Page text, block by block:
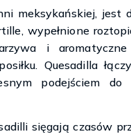
meksykańskiej,
wypełnione
i
Quesadilla
podejściem
sięgają czasów